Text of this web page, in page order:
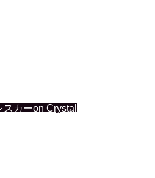
カーon Crystal